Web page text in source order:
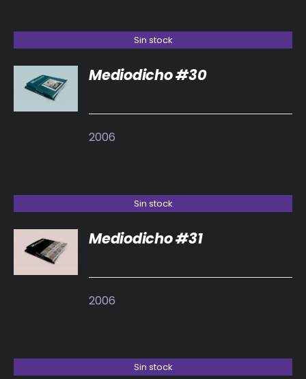
Sin stock
DETALLES
Mediodicho #30
2006
Sin stock
DETALLES
Mediodicho #31
2006
Sin stock